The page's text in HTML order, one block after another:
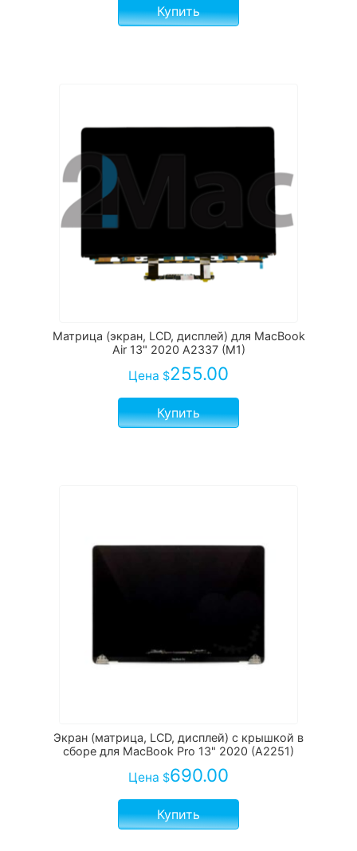
Купить
Матрица (экран, LCD, дисплей) для MacBook
Air 13" 2020 A2337 (M1)
Цена $255.00
Купить
Экран (матрица, LCD, дисплей) с крышкой в
сборе для MacBook Pro 13" 2020 (A2251)
Цена $690.00
Купить